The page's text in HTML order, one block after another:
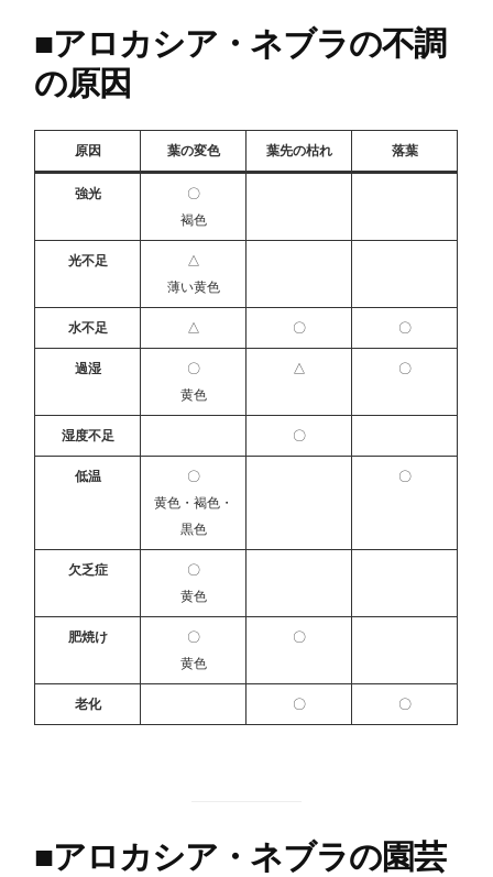
■アロカシア・ネブラの不調
の原因
原因 葉の変色 葉先の枯れ 落葉
強光
〇
褐色
光不足
△
薄い黄色
水不足 △ 〇 〇
過湿
〇
黄色
△ 〇
湿度不足 〇
低温
〇
黄色・褐色・
黒色
〇
欠乏症
〇
黄色
肥焼け
〇
黄色
〇
老化 〇 〇
■アロカシア・ネブラの園芸